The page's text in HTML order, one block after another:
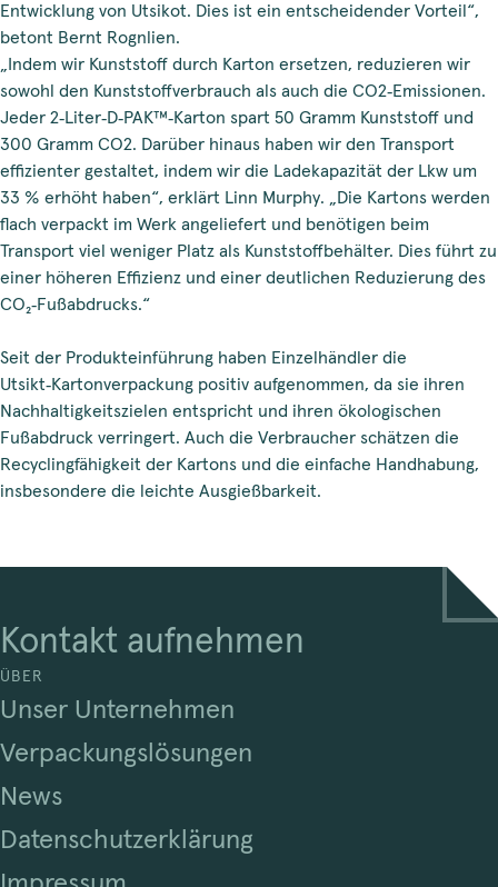
Entwicklung von Utsikot. Dies ist ein entscheidender Vorteil“,
betont Bernt Rognlien.
„Indem wir Kunststoff durch Karton ersetzen, reduzieren wir
sowohl den Kunststoffverbrauch als auch die CO2‑Emissionen.
Jeder 2‑Liter‑D‑PAK™‑Karton spart 50 Gramm Kunststoff und
300 Gramm CO2. Darüber hinaus haben wir den Transport
effizienter gestaltet, indem wir die Ladekapazität der Lkw um
33 % erhöht haben“, erklärt Linn Murphy. „Die Kartons werden
flach verpackt im Werk angeliefert und benötigen beim
Transport viel weniger Platz als Kunststoffbehälter. Dies führt zu
einer höheren Effizienz und einer deutlichen Reduzierung des
CO₂‑Fußabdrucks.“
Seit der Produkteinführung haben Einzelhändler die
Utsikt‑Kartonverpackung positiv aufgenommen, da sie ihren
Nachhaltigkeitszielen entspricht und ihren ökologischen
Fußabdruck verringert. Auch die Verbraucher schätzen die
Recyclingfähigkeit der Kartons und die einfache Handhabung,
insbesondere die leichte Ausgießbarkeit.
Kontakt aufnehmen
ÜBER
Unser Unternehmen
Verpackungslösungen
News
Datenschutzerklärung